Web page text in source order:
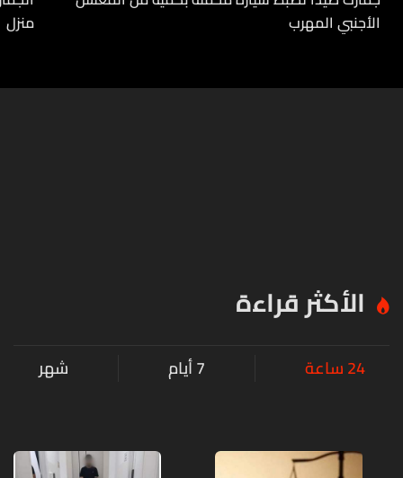
الأجنبي المهرب
منزل
الأكثر قراءة
24 ساعة 7 أيام شهر